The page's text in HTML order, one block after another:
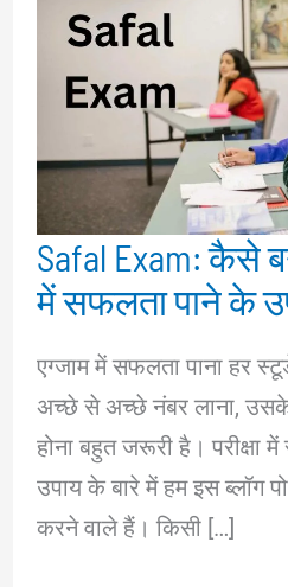
Safal Exam: कैसे
में सफलता पाने के
एग्जाम में सफलता पाना हर
अच्छे से अच्छे नंबर लाना,
होना बहुत जरूरी है। परीक्षा
उपाय के बारे में हम इस ब्लॉग
करने वाले हैं। किसी […]